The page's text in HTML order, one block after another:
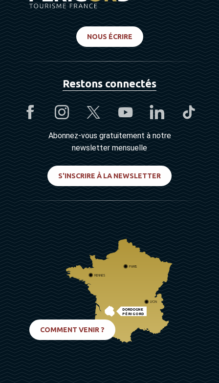
NOUS ÉCRIRE
Restons connectés
Abonnez-vous gratuitement à notre
newsletter mensuelle
S'INSCRIRE À LA NEWSLETTER
DORDOGNE
PÉRIGORD
PARIS
RENNES
LYON
COMMENT VENIR ?